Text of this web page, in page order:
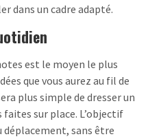
dans un cadre adapté.
est le moyen le plus
que vous aurez au fil de
plus simple de dresser un
sur place. L’objectif
sans être